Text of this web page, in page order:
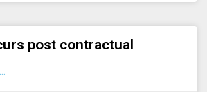
post contractual